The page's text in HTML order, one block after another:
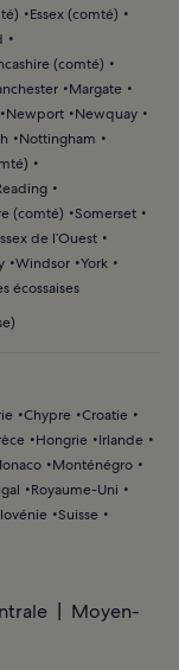
Essex (comté)
(comté)
Margate
Newport
Newquay
Nottingham
(comté)
Somerset
de l’Ouest
Windsor York
écossaises
)
Chypre Croatie
Hongrie
Irlande
Monténégro
Royaume-Uni
Suisse
Moyen-